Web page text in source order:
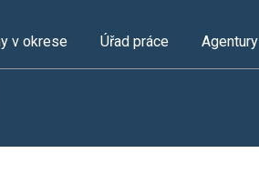
v okrese Úřad práce Agentury